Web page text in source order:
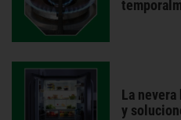
La
y